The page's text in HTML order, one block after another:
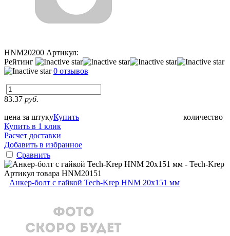
HNM20200 Артикул:
Рейтинг
0 отзывов
83.37 руб.
цена за штуку количество
Купить
Купить в 1 клик
Расчет доставки
Добавить в избранное
Сравнить
Артикул товара HNM20151
Анкер-болт с гайкой Tech-Krep HNM 20х151 мм